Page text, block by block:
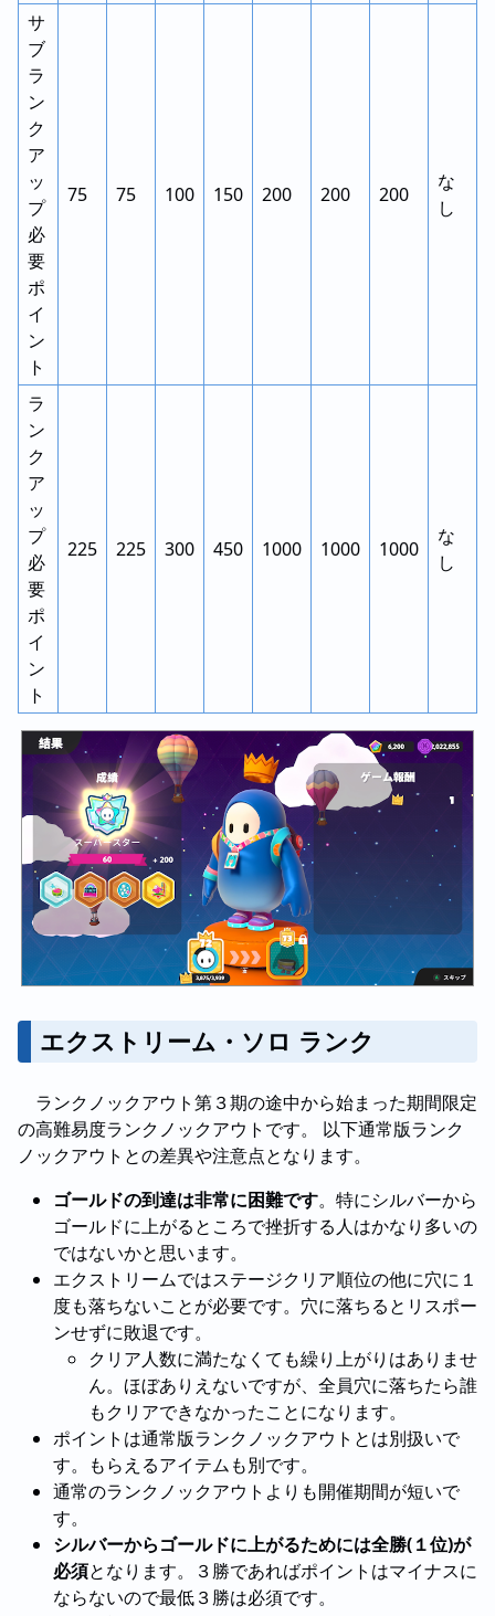
サ
ブ
ラ
ン
ク
ア
ッ
プ
必
要
ポ
イ
ン
ト
75 75 100 150 200 200 200
な
し
ラ
ン
ク
ア
ッ
プ
必
要
ポ
イ
ン
ト
225 225 300 450 1000 1000 1000
な
し
エクストリーム・ソロ ランク
ランクノックアウト第３期の途中から始まった期間限定
の高難易度ランクノックアウトです。 以下通常版ランク
ノックアウトとの差異や注意点となります。
ゴールドの到達は非常に困難です。特にシルバーから
ゴールドに上がるところで挫折する人はかなり多いの
ではないかと思います。
エクストリームではステージクリア順位の他に穴に１
度も落ちないことが必要です。穴に落ちるとリスポー
ンせずに敗退です。
クリア人数に満たなくても繰り上がりはありませ
ん。ほぼありえないですが、全員穴に落ちたら誰
もクリアできなかったことになります。
ポイントは通常版ランクノックアウトとは別扱いで
す。もらえるアイテムも別です。
通常のランクノックアウトよりも開催期間が短いで
す。
シルバーからゴールドに上がるためには全勝(１位)が
必須となります。３勝であればポイントはマイナスに
ならないので最低３勝は必須です。